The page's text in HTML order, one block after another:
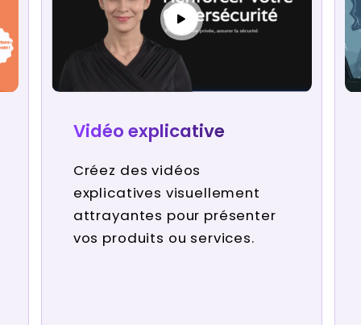
Vidéo explicative
Créez des vidéos
explicatives visuellement
attrayantes pour présenter
vos produits ou services.